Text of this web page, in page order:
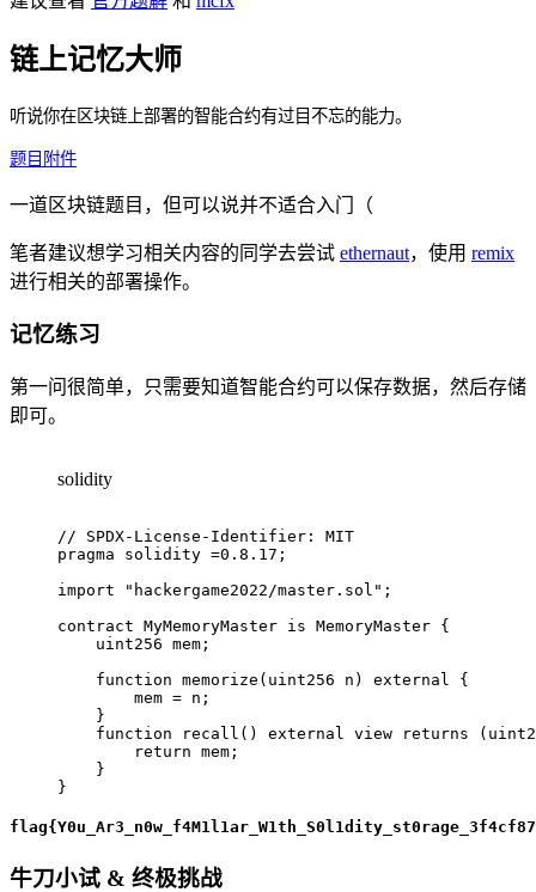
链上记忆大师
听说你在区块链上部署的智能合约有过目不忘的能力。
题目附件
一道区块链题目，但可以说并不适合入门（
笔者建议想学习相关内容的同学去尝试 ethernaut，使用 remix
进行相关的部署操作。
记忆练习
第一问很简单，只需要知道智能合约可以保存数据，然后存储
即可。
solidity
// SPDX-License-Identifier: MIT
pragma
solidity =0.8 .17 ;
import
"hackergame2022/master.sol" ;
contract MyMemoryMaster is MemoryMaster {
uint256 mem ;
function memorize ( uint256 n ) external
{
        mem
= n ;
}
function
recall ( ) external view returns (
return mem ;
}
}
牛刀小试 & 终极挑战